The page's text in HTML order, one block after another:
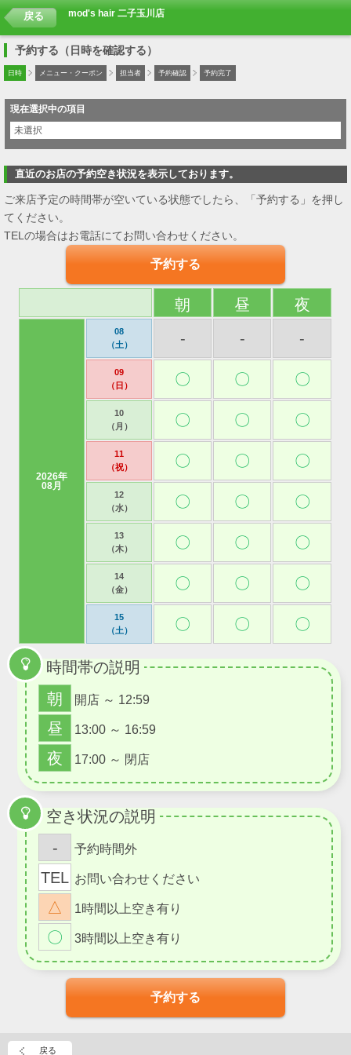
戻る mod's hair 二子玉川店
予約する（日時を確認する）
日時 メニュー・クーポン 担当者 予約確認 予約完了
現在選択中の項目
未選択
直近のお店の予約空き状況を表示しております。
ご来店予定の時間帯が空いている状態でしたら、「予約する」を押し
てください。
TELの場合はお電話にてお問い合わせください。
予約する
朝 昼 夜
2026年
08月
08
（土）
- - -
09
（日）
〇 〇 〇
10
（月）
〇 〇 〇
11
（祝）
〇 〇 〇
12
（水）
〇 〇 〇
13
（木）
〇 〇 〇
14
（金）
〇 〇 〇
15
（土）
〇 〇 〇
時間帯の説明
朝
開店 ～ 12:59
昼 13:00 ～ 16:59
夜 17:00 ～ 閉店
空き状況の説明
-
予約時間外
TEL お問い合わせください
△ 1時間以上空き有り
〇 3時間以上空き有り
予約する
戻る